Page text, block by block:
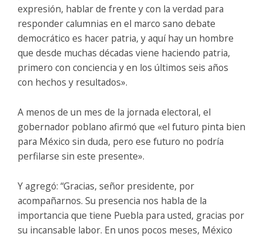
expresión, hablar de frente y con la verdad para
responder calumnias en el marco sano debate
democrático es hacer patria, y aquí hay un hombre
que desde muchas décadas viene haciendo patria,
primero con conciencia y en los últimos seis años
con hechos y resultados».
A menos de un mes de la jornada electoral, el
gobernador poblano afirmó que «el futuro pinta bien
para México sin duda, pero ese futuro no podría
perfilarse sin este presente».
Y agregó: “Gracias, señor presidente, por
acompañarnos. Su presencia nos habla de la
importancia que tiene Puebla para usted, gracias por
su incansable labor. En unos pocos meses, México